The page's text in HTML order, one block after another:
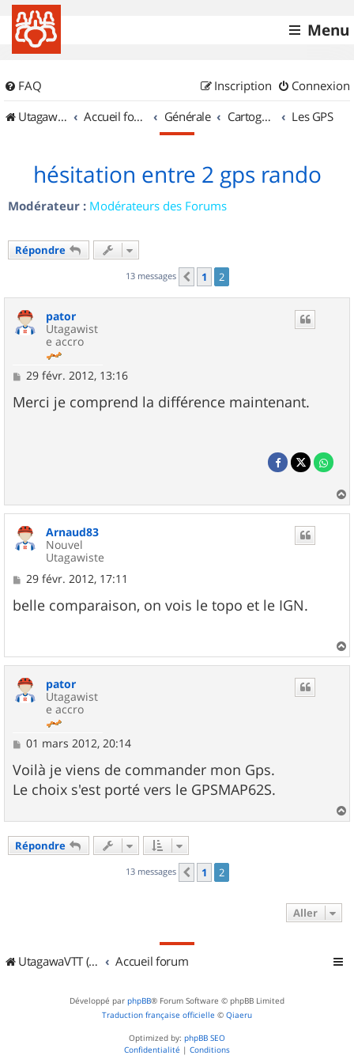
Menu
FAQ Connexion
Inscription
UtagawaVTT (Randos VTT et VTTAE avec traces GPS)
Accueil forum Générale Cartographie et GPS Les GPS
hésitation entre 2 gps rando
Modérateur : Modérateurs des Forums
Répondre
13 messages Précédent
1 2
pator
Utagawist
e accro
M
s
s
29 févr. 2012, 13:16
Merci je comprend la différence maintenant.
a
Arnaud83
Nouvel
Utagawiste
M
s
s
e
29 févr. 2012, 17:11
belle comparaison, on vois le topo et le IGN.
a
pator
Utagawist
e accro
M
s
s
a
e
01 mars 2012, 20:14
Voilà je viens de commander mon Gps.
Le choix s'est porté vers le GPSMAP62S.
a
Répondre
13 messages Précédent
1 2
Aller
UtagawaVTT (Randos VTT et VTTAE avec traces GPS) Accueil forum
Développé par phpBB® Forum Software © phpBB Limited
Traduction française officielle © Qiaeru
Optimized by: phpBB SEO
Confidentialité | Conditions